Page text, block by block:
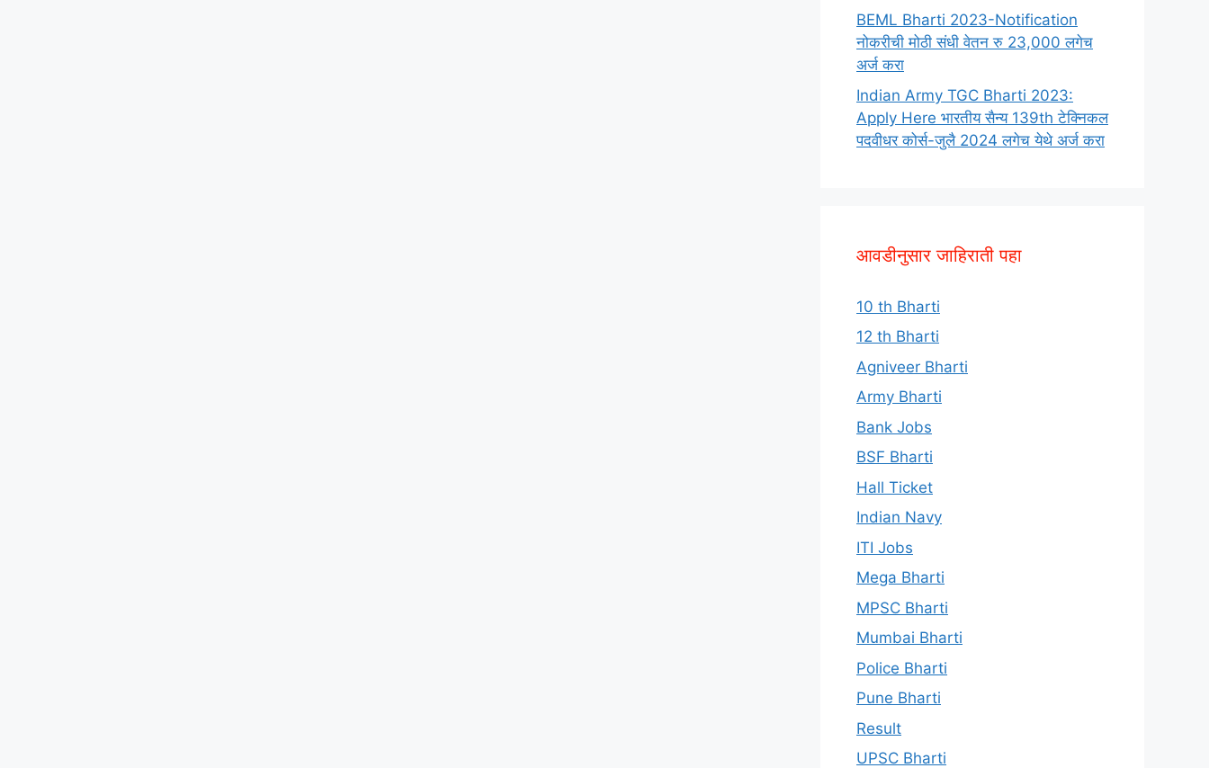
BEML Bharti 2023-Notification
नोकरीची मोठी संधी वेतन रु 23,000 लगेच
अर्ज करा
Indian Army TGC Bharti 2023:
Apply Here भारतीय सैन्य 139th टेक्निकल
पदवीधर कोर्स-जुलै 2024 लगेच येथे अर्ज करा
आवडीनुसार जाहिराती पहा
10 th Bharti
12 th Bharti
Agniveer Bharti
Army Bharti
Bank Jobs
BSF Bharti
Hall Ticket
Indian Navy
ITI Jobs
Mega Bharti
MPSC Bharti
Mumbai Bharti
Police Bharti
Pune Bharti
Result
UPSC Bharti